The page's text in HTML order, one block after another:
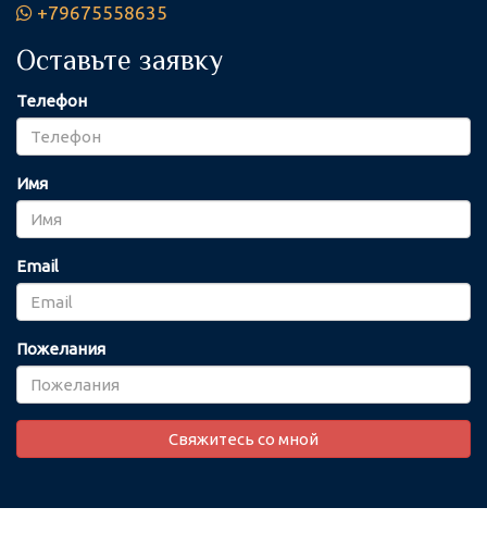
+79675558635
Оставьте заявку
Телефон
Имя
Email
Пожелания
Свяжитесь со мной